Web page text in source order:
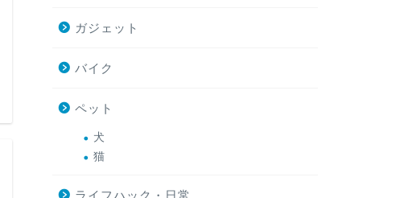
ガジェット
バイク
ペット
犬
猫
ライフハック・日常